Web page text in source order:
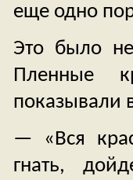
еще одно
Это было
Пленные
показывали
— «Вся
гнать,